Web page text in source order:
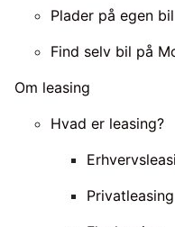
Plader på egen bil
Find selv bil på
Om leasing
Hvad er leasing?
Privatleasing